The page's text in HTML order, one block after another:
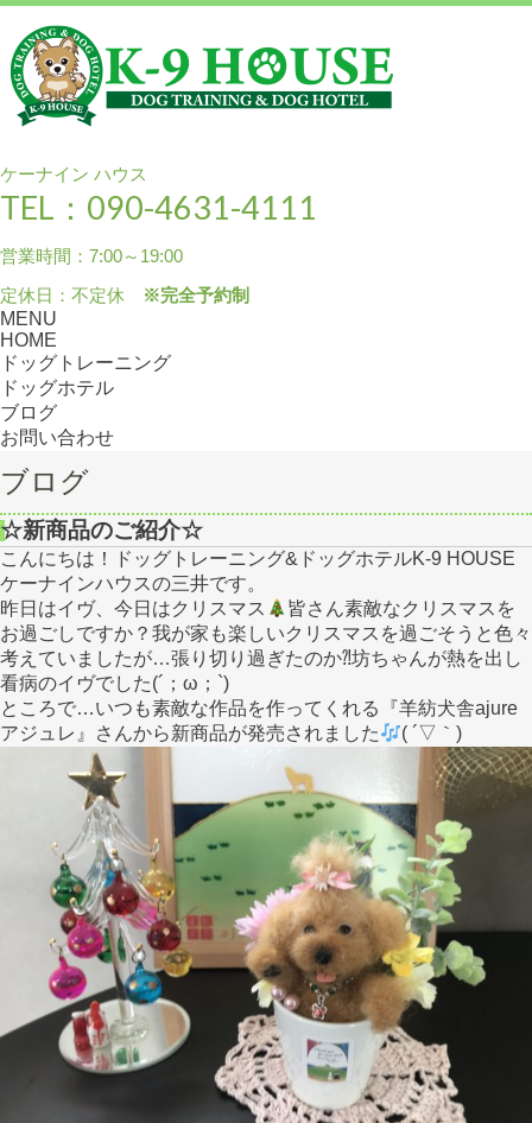
ケーナイン ハウス
TEL：090-4631-4111
営業時間：7:00～19:00
定休日：不定休
※完全予約制
MENU
HOME
ドッグトレーニング
ドッグホテル
ブログ
お問い合わせ
ブログ
☆新商品のご紹介☆
こんにちは！ドッグトレーニング&ドッグホテルK-9 HOUSE
ケーナインハウスの三井です。
昨日はイヴ、今日はクリスマス
皆さん素敵なクリスマスを
お過ごしですか？我が家も楽しいクリスマスを過ごそうと色々
考えていましたが…張り切り過ぎたのか⁈坊ちゃんが熱を出し
看病のイヴでした(´；ω；`)
ところで…いつも素敵な作品を作ってくれる『羊紡犬舎ajure
アジュレ』さんから新商品が発売されました
( ´▽｀)